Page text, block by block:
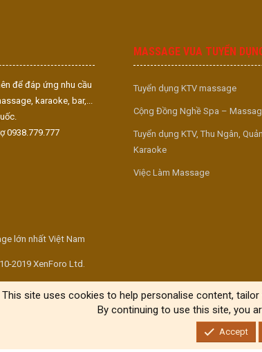
để đáp ứng nhu cầu
karaoke, bar,...
0938.779.777
MASSAGE VUA TUYỂN
Tuyển dụng KTV massage
Cộng Đồng Nghề Spa –
Tuyển dụng KTV, Thu Ngân,
Karaoke
Việc Làm Massage
lớn nhất Việt Nam
2019 XenForo Ltd.
This site uses cookies to help personalise content,
By continuing to use this site, you
Accept